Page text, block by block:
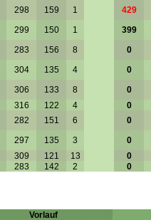
298 159 1 429
299 150 1 399
283 156 8 0
304 135 4 0
306 133 8 0
316 122 4 0
282 151 6 0
297 135 3 0
309 121 13 0
283 142 2 0
Vorlauf